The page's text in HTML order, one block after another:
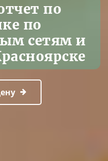
по
по
сетям и